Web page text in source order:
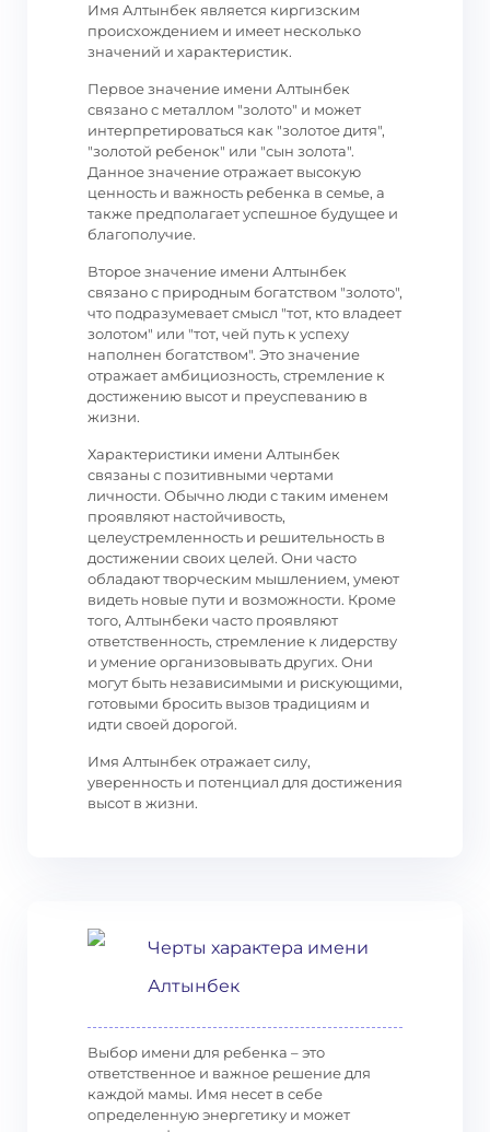
Имя Алтынбек является киргизским
происхождением и имеет несколько
значений и характеристик.
Первое значение имени Алтынбек
связано с металлом "золото" и может
интерпретироваться как "золотое дитя",
"золотой ребенок" или "сын золота".
Данное значение отражает высокую
ценность и важность ребенка в семье, а
также предполагает успешное будущее и
благополучие.
Второе значение имени Алтынбек
связано с природным богатством "золото",
что подразумевает смысл "тот, кто владеет
золотом" или "тот, чей путь к успеху
наполнен богатством". Это значение
отражает амбициозность, стремление к
достижению высот и преуспеванию в
жизни.
Характеристики имени Алтынбек
связаны с позитивными чертами
личности. Обычно люди с таким именем
проявляют настойчивость,
целеустремленность и решительность в
достижении своих целей. Они часто
обладают творческим мышлением, умеют
видеть новые пути и возможности. Кроме
того, Алтынбеки часто проявляют
ответственность, стремление к лидерству
и умение организовывать других. Они
могут быть независимыми и рискующими,
готовыми бросить вызов традициям и
идти своей дорогой.
Имя Алтынбек отражает силу,
уверенность и потенциал для достижения
высот в жизни.
Черты характера имени
Алтынбек
Выбор имени для ребенка – это
ответственное и важное решение для
каждой мамы. Имя несет в себе
определенную энергетику и может